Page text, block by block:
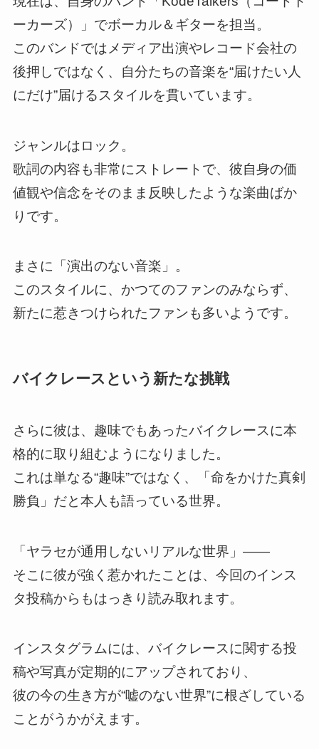
ーカーズ）」でボーカル＆ギターを担当。
このバンドではメディア出演やレコード会社の
後押しではなく、自分たちの音楽を“届けたい人
にだけ”届けるスタイルを貫いています。
ジャンルはロック。
歌詞の内容も非常にストレートで、彼自身の価
値観や信念をそのまま反映したような楽曲ばか
りです。
まさに「演出のない音楽」。
このスタイルに、かつてのファンのみならず、
新たに惹きつけられたファンも多いようです。
バイクレースという新たな挑戦
さらに彼は、趣味でもあったバイクレースに本
格的に取り組むようになりました。
これは単なる“趣味”ではなく、「命をかけた真剣
勝負」だと本人も語っている世界。
「ヤラセが通用しないリアルな世界」——
そこに彼が強く惹かれたことは、今回のインス
タ投稿からもはっきり読み取れます。
インスタグラムには、バイクレースに関する投
稿や写真が定期的にアップされており、
彼の今の生き方が“嘘のない世界”に根ざしている
ことがうかがえます。